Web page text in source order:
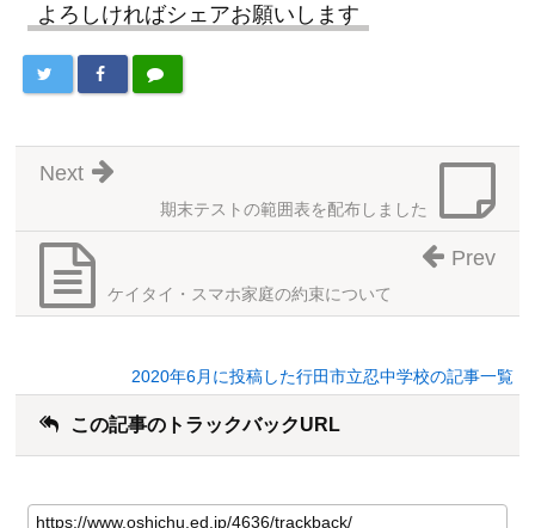
よろしければシェアお願いします
期末テストの範囲表を配布しました
Next
ケイタイ・スマホ家庭の約束について
Prev
2020年6月に投稿した行田市立忍中学校の記事一覧
この記事のトラックバックURL